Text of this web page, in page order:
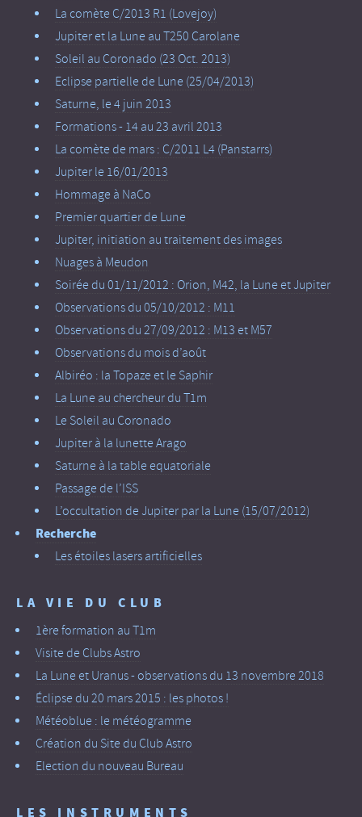
La comète C/2013 R1 (Lovejoy)
Jupiter et la Lune au T250 Carolane
Soleil au Coronado (23 Oct. 2013)
Eclipse partielle de Lune (25/04/2013)
Saturne, le 4 juin 2013
Formations - 14 au 23 avril 2013
La comète de mars : C/2011 L4 (Panstarrs)
Jupiter le 16/01/2013
Hommage à NaCo
Premier quartier de Lune
Jupiter, initiation au traitement des images
Nuages à Meudon
Soirée du 01/11/2012 : Orion, M42, la Lune et Jupiter
Observations du 05/10/2012 : M11
Observations du 27/09/2012 : M13 et M57
Observations du mois d’août
Albiréo : la Topaze et le Saphir
La Lune au chercheur du T1m
Le Soleil au Coronado
Jupiter à la lunette Arago
Saturne à la table equatoriale
Passage de l’ISS
L’occultation de Jupiter par la Lune (15/07/2012)
Recherche
Les étoiles lasers artificielles
LA VIE DU CLUB
1ère formation au T1m
Visite de Clubs Astro
La Lune et Uranus - observations du 13 novembre 2018
Éclipse du 20 mars 2015 : les photos !
Météoblue : le météogramme
Création du Site du Club Astro
Election du nouveau Bureau
LES INSTRUMENTS